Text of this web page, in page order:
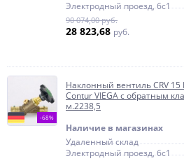
Электродный проезд, 6с1
90 074,00 руб.
28 823,68 руб.
-68%
Наклонный вентиль CRV 15
Contur VIEGA с обратным
м.2238,5
Наличие в магазинах
Удаленный склад
Электродный проезд, 6с1